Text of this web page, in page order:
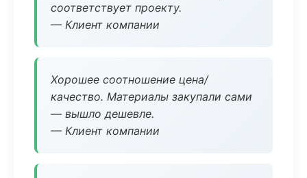
соответствует проекту.
— Клиент компании
Хорошее соотношение цена/
качество. Материалы закупали сами
— вышло дешевле.
— Клиент компании